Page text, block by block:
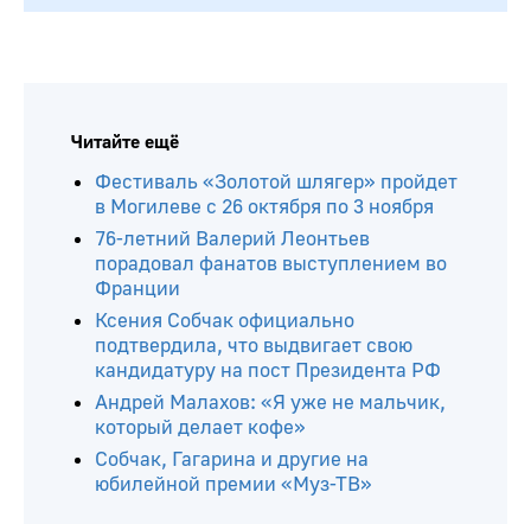
Читайте ещё
Фестиваль «Золотой шлягер» пройдет
в Могилеве с 26 октября по 3 ноября
76-летний Валерий Леонтьев
порадовал фанатов выступлением во
Франции
Ксения Собчак официально
подтвердила, что выдвигает свою
кандидатуру на пост Президента РФ
Андрей Малахов: «Я уже не мальчик,
который делает кофе»
Собчак, Гагарина и другие на
юбилейной премии «Муз-ТВ»